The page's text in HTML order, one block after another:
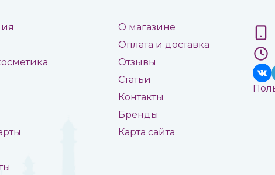
О магазине
Оплата и доставка
Отзывы
Статьи
Контакты
Бренды
Карта сайта